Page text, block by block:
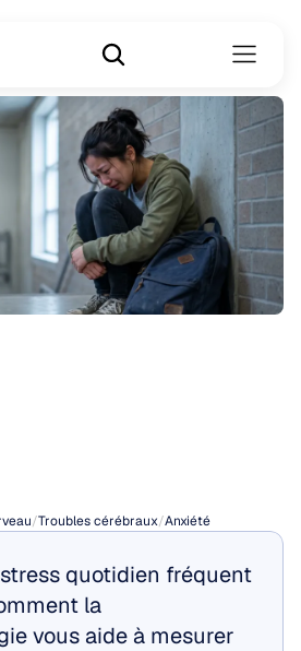
/Troubles cérébraux/Anxiété
quotidien fréquent
la
vous aide à mesurer